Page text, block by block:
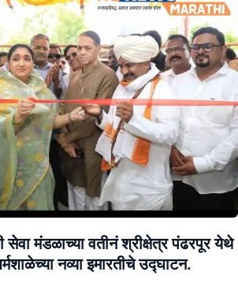
सेवा मंडळाच्या वतीनं श्रीक्षेत्र पंढरपूर येथे
नव्या इमारतीचे उद्घाटन.